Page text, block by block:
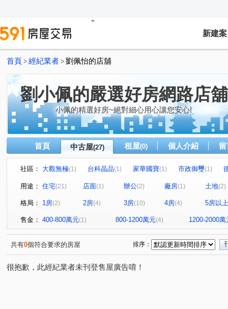
新建案
首頁 > 經紀業者 > 劉佩怡的店舖
劉小佩的嚴選好房網路店舖
小佩的精選好房~絕對細心用心讓您安心!
首頁 中古屋(27) 租屋(0) 個人介紹
社區： 大觀無極(1) 台科晶品(1) 家華國寶(1) 市政御璽(1)
空軍一村第六區
遠雄鉑悅 (1) 沐清城二期
德和路
明日軸
佳泰世紀城 鼎藏昕站 (1) 世界街71巷15號
大城有德(1) (1) 爵士悅(1) 翰林苑 (1)
東寧
興隆路五段(1) 福興一路(1) 自強六街(1) 田新路(1)
武陵路(1) 中華路六段(1) 隘口三街(1)
永美路(1) 南平路二段(1) 田心南路(1) 關新西街(1)
高獅路(1) 十興路(1) 新梅六街
用途： 住宅(21) 店面(1) 辦公(2) 廠房(1) 土地(2)
格局： 1房(2) 2房(4) 3房(10) 4房(4) 5房以上
售金： 400-800萬元(1) 800-1200萬元(4) 1200-2000萬
共有0個符合要求的房屋 排序：
很抱歉，此經紀業者未刊登售屋廣告唷！